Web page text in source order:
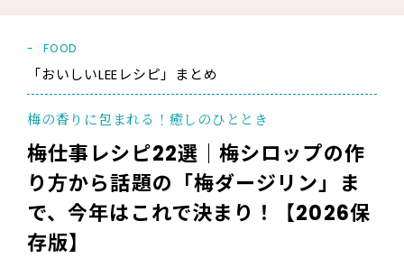
FOOD
「おいしいLEEレシピ」まとめ
梅の香りに包まれる！癒しのひととき
梅仕事レシピ22選｜梅シロップの作
り方から話題の「梅ダージリン」ま
で、今年はこれで決まり！【2026保
存版】